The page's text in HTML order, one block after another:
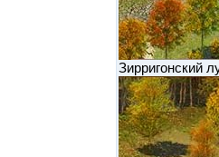
Зирригонский